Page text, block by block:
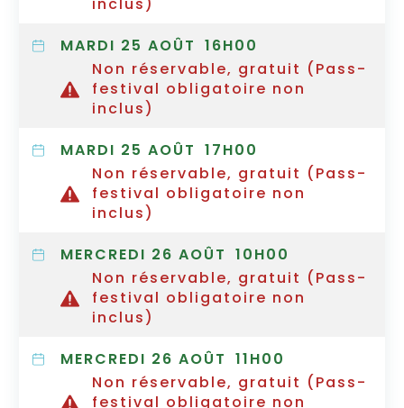
MARDI 25 AOÛT 16H00
Non réservable, gratuit (Pass-
festival obligatoire non
inclus)
MARDI 25 AOÛT 17H00
Non réservable, gratuit (Pass-
festival obligatoire non
inclus)
MERCREDI 26 AOÛT 10H00
Non réservable, gratuit (Pass-
festival obligatoire non
inclus)
MERCREDI 26 AOÛT 11H00
Non réservable, gratuit (Pass-
festival obligatoire non